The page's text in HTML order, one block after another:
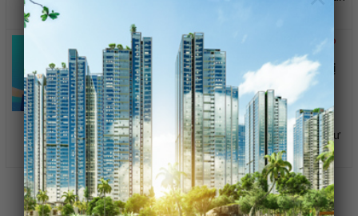
Bế mạc Hội nghị Ngoại giao 33 Đối ngoại bước vào
giai đoạn hành động mới
Bộ trưởng Lê Hoài Trung yêu cầu, sau Hội nghị
Ngoại giao, các đơn vị phải khẩn trương tạo ra
những sản phẩm cụ thể; xác định rõ nhiệm vụ
ưu tiên, tiến độ và trách nhiệm triển khai các
văn kiện chỉ đạo của Đảng, Nhà nước cũng như
kết quả của hội nghị. ...